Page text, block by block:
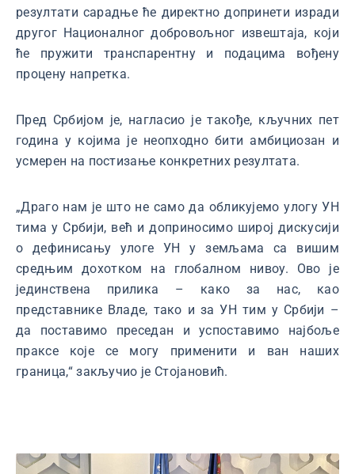
резултати сарадње ће директно допринети изради
другог Националног добровољног извештаја, који
ће пружити транспарентну и подацима вођену
процену напретка.
Пред Србијом је, нагласио је такође, кључних пет
година у којима је неопходно бити амбициозан и
усмерен на постизање конкретних резултата.
„Драго нам је што не само да обликујемо улогу УН
тима у Србији, већ и доприносимо широј дискусији
о дефинисању улоге УН у земљама са вишим
средњим дохотком на глобалном нивоу. Ово је
јединствена прилика – како за нас, као
представнике Владе, тако и за УН тим у Србији –
да поставимо преседан и успоставимо најбоље
праксе које се могу применити и ван наших
граница,“ закључио је Стојановић.